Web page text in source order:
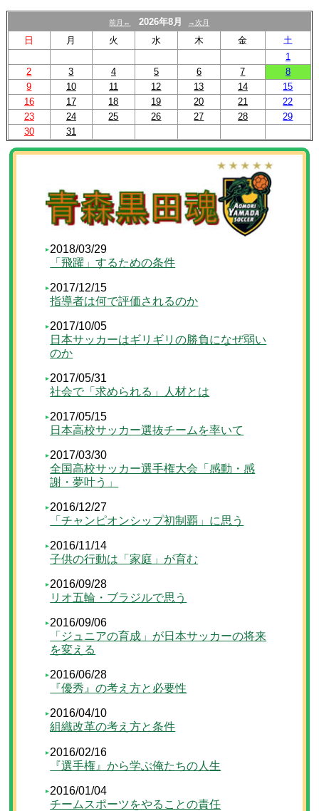
前月← 2026年8月 →次月
日 月 火 水 木 金
土
1
2
3 4 5 6 7
8
9
10 11 12 13 14
15
16
17 18 19 20 21
22
23
24 25 26 27 28
29
30
31
2018/03/29
「飛躍」するための条件
2017/12/15
指導者は何で評価されるのか
2017/10/05
日本サッカーはギリギリの勝負になぜ弱い
のか
2017/05/31
社会で「求められる」人材とは
2017/05/15
日本高校サッカー選抜チームを率いて
2017/03/30
全国高校サッカー選手権大会「感動・感
謝・夢叶う」
2016/12/27
「チャンピオンシップ初制覇」に思う
2016/11/14
子供の行動は「家庭」が育む
2016/09/28
リオ五輪・ブラジルで思う
2016/09/06
「ジュニアの育成」が日本サッカーの将来
を変える
2016/06/28
『優秀』の考え方と必要性
2016/04/10
組織改革の考え方と条件
2016/02/16
『選手権』から学ぶ俺たちの人生
2016/01/04
チームスポーツをやることの責任